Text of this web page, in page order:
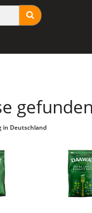
gefunden
in Deutschland